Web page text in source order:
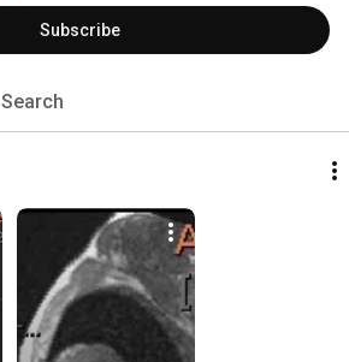
Subscribe
Search